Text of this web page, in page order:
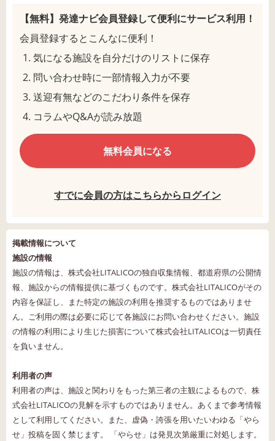
【無料】発達ナビ会員登録して便利にサービス利用！
会員登録するとこんなに便利！
気になる施設を自分だけのリストに保存
問い合わせ時に一部情報入力が不要
送迎有無などのこだわり条件を保存
コラムやQ&Aが読み放題
無料会員になる
すでに会員の方はこちらからログイン
掲載情報について
施設の情報
施設の情報は、株式会社LITALICOの独自収集情報、都道府県の公開情
報、施設からの情報提供に基づくものです。株式会社LITALICOがその
内容を保証し、また特定の施設の利用を推奨するものではありませ
ん。ご利用の際は必要に応じて各施設にお問い合わせください。施設
の情報の利用により生じた損害について株式会社LITALICOは一切責任
を負いません。
利用者の声
利用者の声は、施設と関わりをもった第三者の主観によるもので、株
式会社LITALICOの見解を示すものではありません。あくまで参考情報
として利用してください。また、虚偽・誇張を用いたいわゆる「やら
せ」投稿を固く禁じます。 「やらせ」は発見次第厳重に対処します。